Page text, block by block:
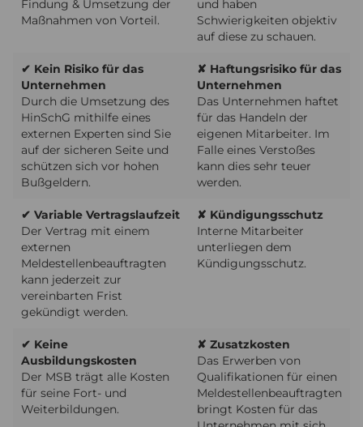
Findung & Umsetzung der
Maßnahmen von Vorteil.
und haben
Schwierigkeiten objektiv
auf diese zu schauen.
✔ Kein Risiko für das
Unternehmen
Durch die Umsetzung des
HinSchG mithilfe eines
externen Experten sind Sie
auf der sicheren Seite und
schützen sich vor hohen
Bußgeldern.
✘ Haftungsrisiko für das
Unternehmen
Das Unternehmen haftet
für das Handeln der
eigenen Mitarbeiter. Im
Falle eines Verstoßes
kann dies sehr teuer
werden.
✔ Variable Vertragslaufzeit
Der Vertrag mit einem
externen
Meldestellenbeauftragten
kann jederzeit zur
vereinbarten Frist
gekündigt werden.
✘ Kündigungsschutz
Interne Mitarbeiter
unterliegen dem
Kündigungsschutz.
✔ Keine
Ausbildungskosten
Der MSB trägt alle Kosten
für seine Fort- und
Weiterbildungen.
✘ Zusatzkosten
Das Erwerben von
Qualifikationen für einen
Meldestellenbeauftragten
bringt Kosten für das